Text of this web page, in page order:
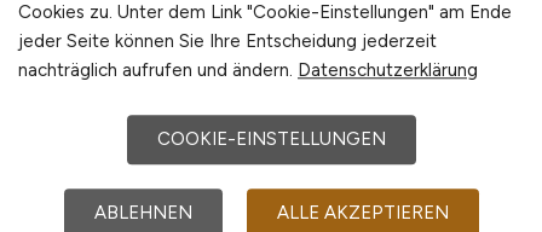
29.07.2026
Mainz
1
Cookies zu. Unter dem Link "Cookie-Einstellungen" am Ende
jeder Seite können Sie Ihre Entscheidung jederzeit
nachträglich aufrufen und ändern. Datenschutzerklärung
COOKIE-EINSTELLUNGEN
ABLEHNEN ALLE AKZEPTIEREN